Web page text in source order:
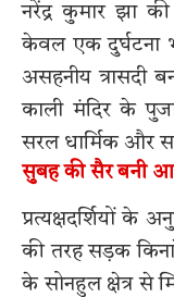
नरेंद्र कुमार झा
केवल एक दुर्घटना
असहनीय त्रासदी
काली मंदिर के
सरल धार्मिक और
सुबह की सैर बनी
प्रत्यक्षदर्शियों के
की तरह सड़क
के सोनहुल क्षेत्र से